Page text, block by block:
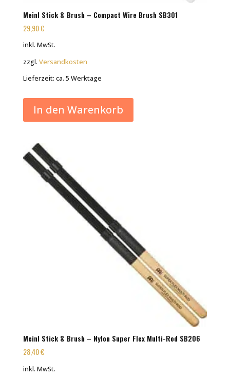
Meinl Stick & Brush – Compact Wire Brush SB301
29,90€
inkl. MwSt.
zzgl. Versandkosten
Lieferzeit: ca. 5 Werktage
In den Warenkorb
Meinl Stick & Brush – Nylon Super Flex Multi-Rod SB206
28,40€
inkl. MwSt.